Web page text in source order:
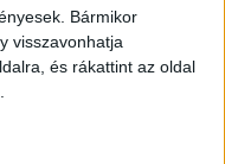
Bármikor
visszavonhatja
és rákattint az oldal
azonosító
elérhetőségét és a
adatokat, és